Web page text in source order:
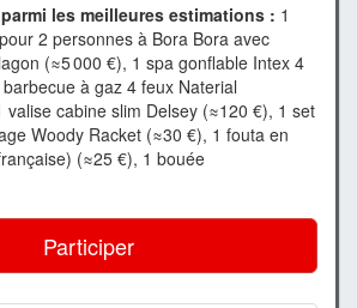
les meilleures estimations : 1
2 personnes à Bora Bora avec
(≈5 000 €), 1 spa gonflable Intex 4
à gaz 4 feux Naterial
valise cabine slim Delsey (≈120 €), 1 set
Woody Racket (≈30 €), 1 fouta en
(≈25 €), 1 bouée
Participer